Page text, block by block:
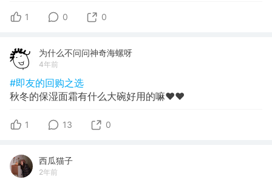
1 0 0
为什么不问问神奇海螺呀
4年前
#即友的回购之选
秋冬的保湿面霜有什么大碗好用的嘛❤️❤️
1 13 0
西瓜猫子
2年前